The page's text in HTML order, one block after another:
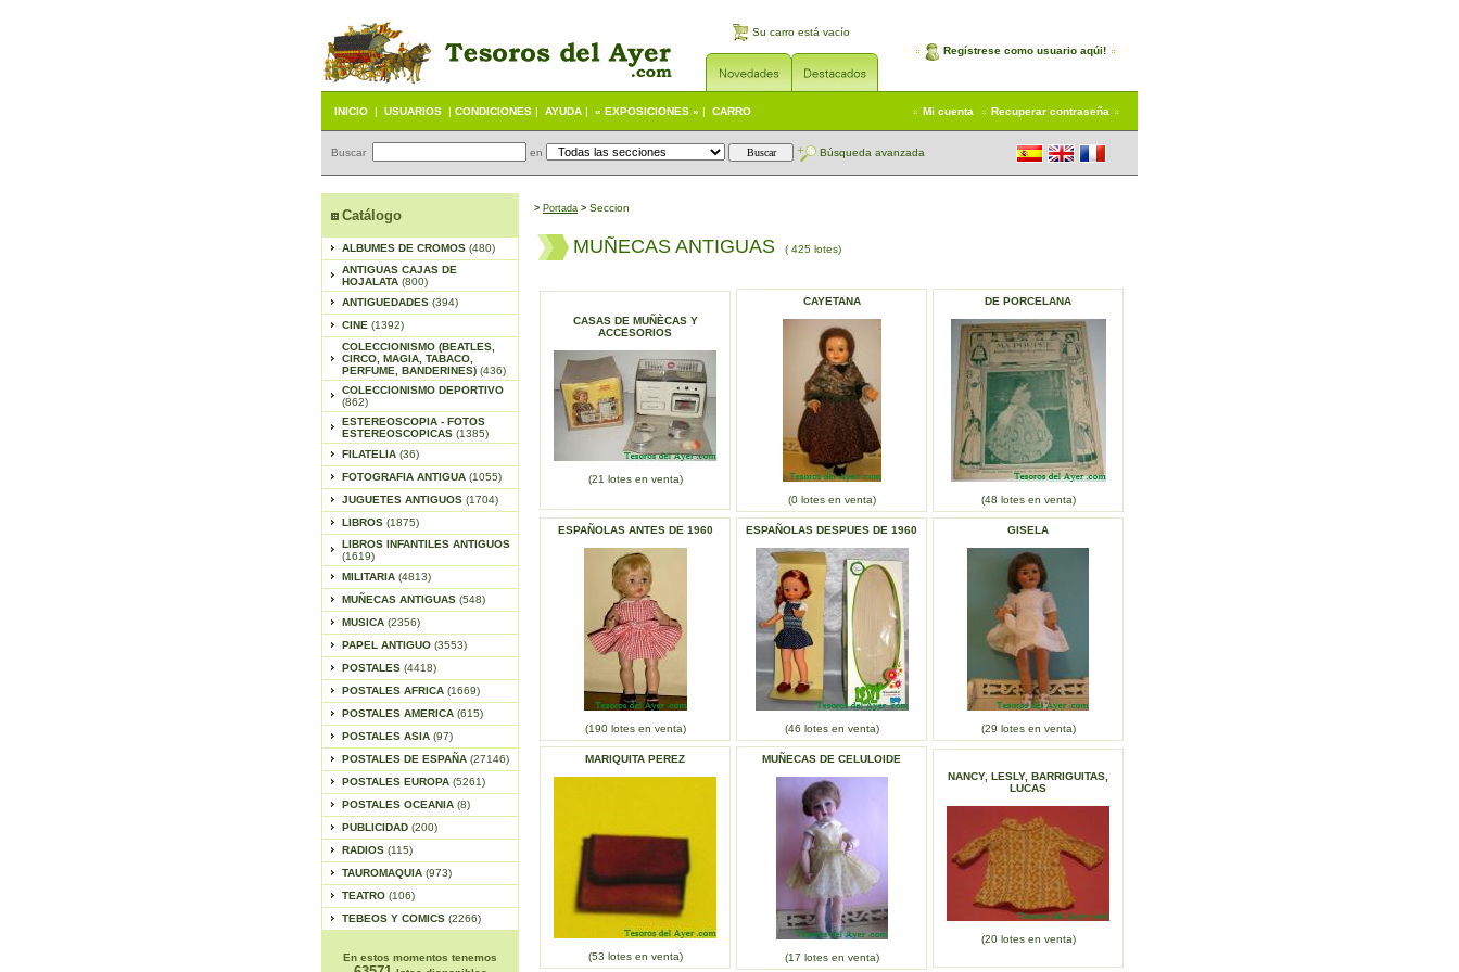
Su carro está vacío
Regístrese como usuario aqúi!
INICIO | USUARIOS | CONDICIONES | AYUDA | « EXPOSICIONES » | CARRO Mi cuenta Recuperar contraseña
Buscar en Búsqueda avanzada
Catálogo
ALBUMES DE CROMOS (480)
ANTIGUAS CAJAS DE
HOJALATA (800)
ANTIGUEDADES (394)
CINE (1392)
COLECCIONISMO (BEATLES,
CIRCO, MAGIA, TABACO,
PERFUME, BANDERINES) (436)
COLECCIONISMO DEPORTIVO
(862)
ESTEREOSCOPIA - FOTOS
ESTEREOSCOPICAS (1385)
FILATELIA (36)
FOTOGRAFIA ANTIGUA (1055)
JUGUETES ANTIGUOS (1704)
LIBROS (1875)
LIBROS INFANTILES ANTIGUOS
(1619)
MILITARIA (4813)
MUÑECAS ANTIGUAS (548)
MUSICA (2356)
PAPEL ANTIGUO (3553)
POSTALES (4418)
POSTALES AFRICA (1669)
POSTALES AMERICA (615)
POSTALES ASIA (97)
POSTALES DE ESPAÑA (27146)
POSTALES EUROPA (5261)
POSTALES OCEANIA (8)
PUBLICIDAD (200)
RADIOS (115)
TAUROMAQUIA (973)
TEATRO (106)
TEBEOS Y COMICS (2266)
En estos momentos tenemos
> Portada > Seccion
MUÑECAS ANTIGUAS ( 425 lotes)
CASAS DE MUÑÈCAS Y
ACCESORIOS
(21 lotes en venta)
CAYETANA
(0 lotes en venta)
DE PORCELANA
(48 lotes en venta)
ESPAÑOLAS ANTES DE 1960
(190 lotes en venta)
ESPAÑOLAS DESPUES DE 1960
(46 lotes en venta)
GISELA
(29 lotes en venta)
MARIQUITA PEREZ
(53 lotes en venta)
MUÑECAS DE CELULOIDE
(17 lotes en venta)
NANCY, LESLY, BARRIGUITAS,
LUCAS
(20 lotes en venta)